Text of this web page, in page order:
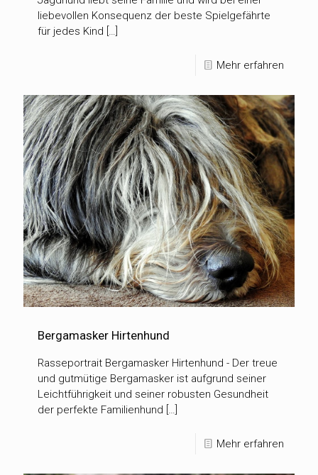
liebevollen Konsequenz der beste Spielgefährte
für jedes Kind […]
Mehr erfahren
Bergamasker Hirtenhund
Rasseportrait Bergamasker Hirtenhund - Der treue
und gutmütige Bergamasker ist aufgrund seiner
Leichtführigkeit und seiner robusten Gesundheit
der perfekte Familienhund […]
Mehr erfahren